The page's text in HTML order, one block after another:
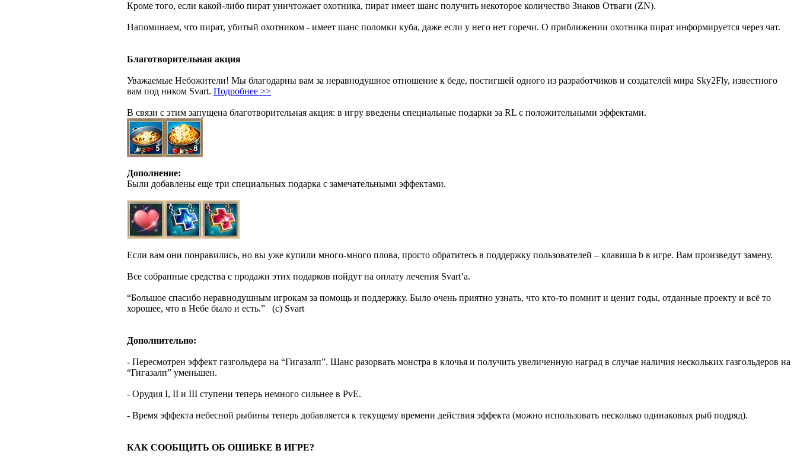
Кроме того, если какой-либо пират уничтожает охотника, пират имеет шанс получить некоторое количество Знаков Отваги (ZN).
Напоминаем, что пират, убитый охотником - имеет шанс поломки куба, даже если у него нет горечи. О приближении охотника пират информируется через чат.
Благотворительная акция
Уважаемые Небожители! Мы благодарны вам за неравнодушное отношение к беде, постигшей одного из разработчиков и создателей мира Sky2Fly, известного
вам под ником Svart. Подробнее >>
В связи с этим запущена благотворительная акция: в игру введены специальные подарки за RL с положительными эффектами.
Дополнение:
Были добавлены еще три специальных подарка с замечательными эффектами.
Если вам они понравились, но вы уже купили много-много плова, просто обратитесь в поддержку пользователей – клавиша b в игре. Вам произведут замену.
Все собранные средства с продажи этих подарков пойдут на оплату лечения Svart’a.
“Большое спасибо неравнодушным игрокам за помощь и поддержку. Было очень приятно узнать, что кто-то помнит и ценит годы, отданные проекту и всё то
хорошее, что в Небе было и есть.” (с) Svart
Дополнительно:
- Пересмотрен эффект газгольдера на “Гигазалп”. Шанс разорвать монстра в клочья и получить увеличенную наград в случае наличия нескольких газгольдеров на
“Гигазалп” уменьшен.
- Орудия I, II и III ступени теперь немного сильнее в PvE.
- Время эффекта небесной рыбины теперь добавляется к текущему времени действия эффекта (можно использовать несколько одинаковых рыб подряд).
КАК СООБЩИТЬ ОБ ОШИБКЕ В ИГРЕ?